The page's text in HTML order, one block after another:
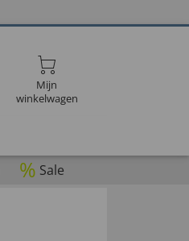
Mijn
winkelwagen
% Sale